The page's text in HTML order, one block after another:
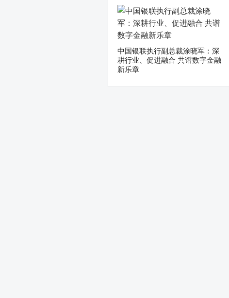
中国银联执行副总裁涂晓军：深
耕行业、促进融合 共谱数字金融
新乐章